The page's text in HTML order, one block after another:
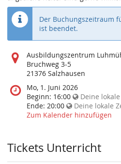
Der Buchungszeitraum
ist beendet.
Wo
findet
diese
statt?
Ausbildungszentrum
Bruchweg 3-5
21376 Salzhausen
Wann
findet
diese
Veranstaltung
Mo, 1. Juni 2026
Beginn: 16:00 Deine
Ende: 20:00 Deine lokale
Zum Kalender hinzufügen
Tickets Unterricht